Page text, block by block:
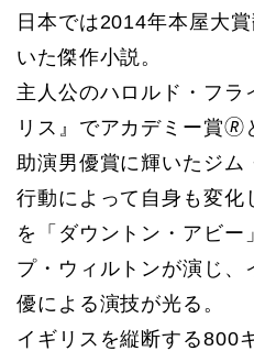
日本では2014年本屋大
いた傑作小説。
主人公のハロルド・フラ
リス』でアカデミー賞🄬
助演男優賞に輝いたジム
行動によって自身も変化
を「ダウントン・アビー
プ・ウィルトンが演じ
優による演技が光る。
イギリスを縦断する800